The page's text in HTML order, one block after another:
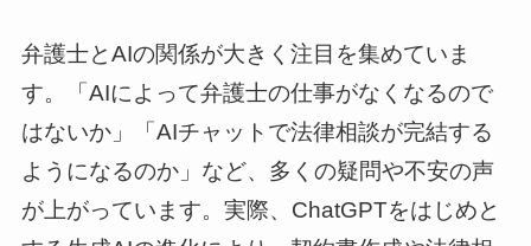
弁護士とAIの関係が大きく注目を集めていま
す。「AIによって弁護士の仕事がなくなるので
はないか」「AIチャットで法律相談が完結する
ようになるのか」など、多くの疑問や不安の声
が上がっています。実際、ChatGPTをはじめと